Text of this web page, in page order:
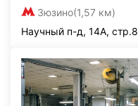
Зюзино(1,57 км)
Научный п-д, 14А, стр.8